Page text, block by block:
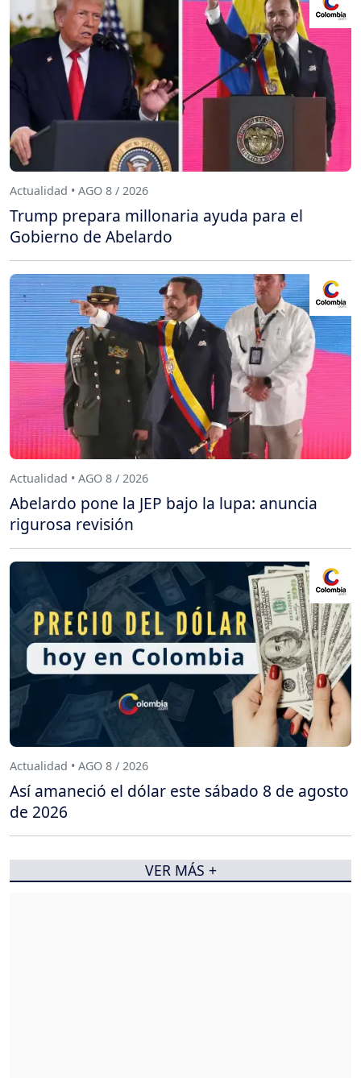
Actualidad • AGO 8 / 2026
Trump prepara millonaria ayuda para el
Gobierno de Abelardo
Actualidad • AGO 8 / 2026
Abelardo pone la JEP bajo la lupa: anuncia
rigurosa revisión
Actualidad • AGO 8 / 2026
Así amaneció el dólar este sábado 8 de agosto
de 2026
VER MÁS +